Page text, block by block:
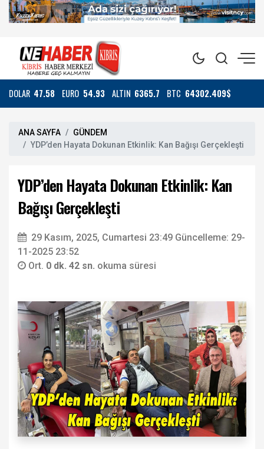
DOLAR 47.58 EURO 54.93 ALTIN 6365.7 BTC 64302.409$
ANA SAYFA
GÜNDEM
YDP’den Hayata Dokunan Etkinlik: Kan Bağışı Gerçekleşti
YDP’den Hayata Dokunan Etkinlik: Kan
Bağışı Gerçekleşti
29 Kasım, 2025, Cumartesi 23:49 Güncelleme: 29-
11-2025 23:52
Ort. 0 dk. 42 sn. okuma süresi